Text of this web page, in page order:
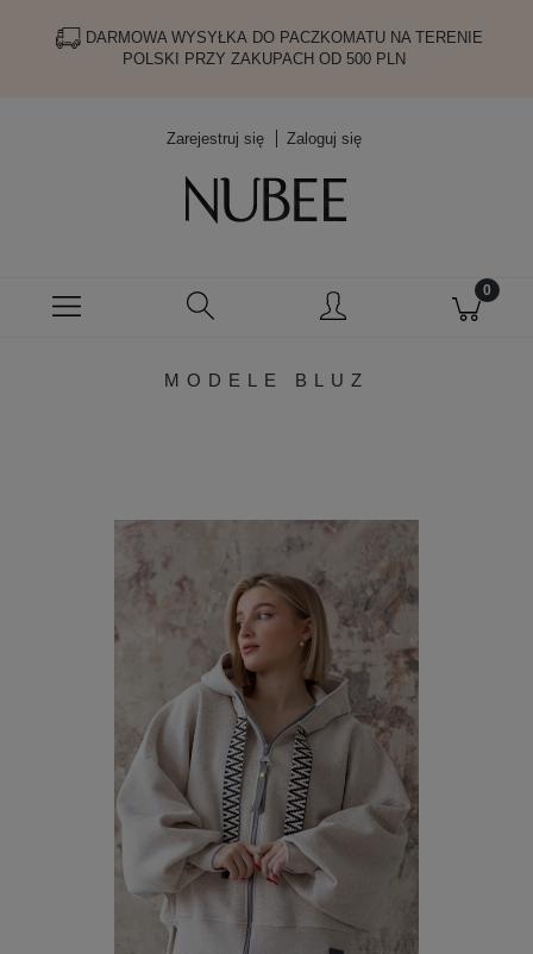
DARMOWA WYSYŁKA DO PACZKOMATU NA TERENIE
POLSKI PRZY ZAKUPACH OD 500 PLN
Zarejestruj się Zaloguj się
MODELE BLUZ